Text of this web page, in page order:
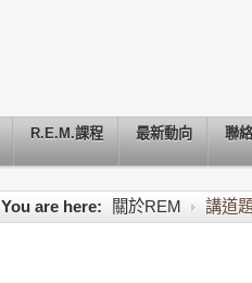
R.E.M.課程 最新動向 聯
You are here: 關於REM 講道